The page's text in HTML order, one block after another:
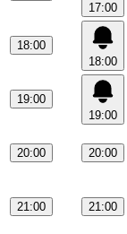
17:00
18:00
18:00
19:00
19:00
20:00
20:00
21:00
21:00